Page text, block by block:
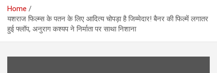
Home
यशराज फिल्म्स के पतन के लिए आदित्य चोपड़ा है जिम्मेदार! बैनर की फिल्में लगातर
हुई फ्लॉप, अनुराग कश्यप ने निर्माता पर साथा निशाना